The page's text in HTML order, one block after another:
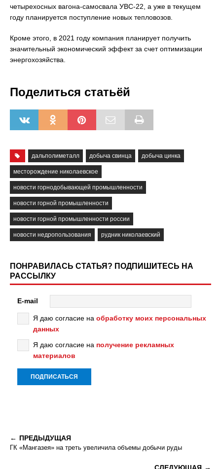
четырехосных вагона-самосвала УВС-22, а уже в текущем
году планируется поступление новых тепловозов.
Кроме этого, в 2021 году компания планирует получить
значительный экономический эффект за счет оптимизации
энергохозяйства.
Поделиться статьёй
дальполиметалл добыча свинца добыча цинка
месторождение николаевское
новости горнодобывающей промышленности
новости горной промышленности
новости горной промышленности россии
новости недропользования рудник николаевский
ПОНРАВИЛАСЬ СТАТЬЯ? ПОДПИШИТЕСЬ НА
РАССЫЛКУ
E-mail
Я даю согласие на обработку моих персональных
данных
Я даю согласие на получение рекламных
материалов
ПРЕДЫДУЩАЯ
ГК «Мангазея» на треть увеличила объемы добычи руды